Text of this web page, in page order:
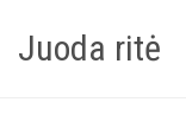
Juoda ritė